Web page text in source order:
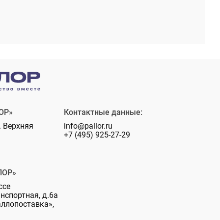
Верхняя
д.6а
Контактные данные:
info@pallor.ru
+7 (495) 925-27-29